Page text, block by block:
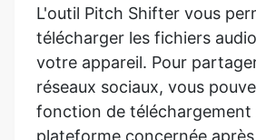
réseaux sociaux, vous
fonction de téléchargement
plateforme concernée après
enregistré le fichier avec
hauteur.